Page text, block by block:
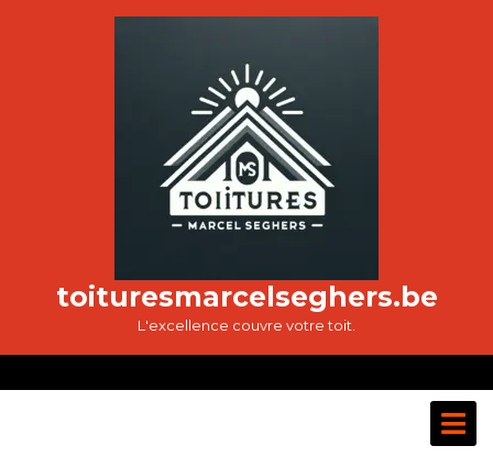
toituresmarcelseghers.be
L'excellence couvre votre toit.